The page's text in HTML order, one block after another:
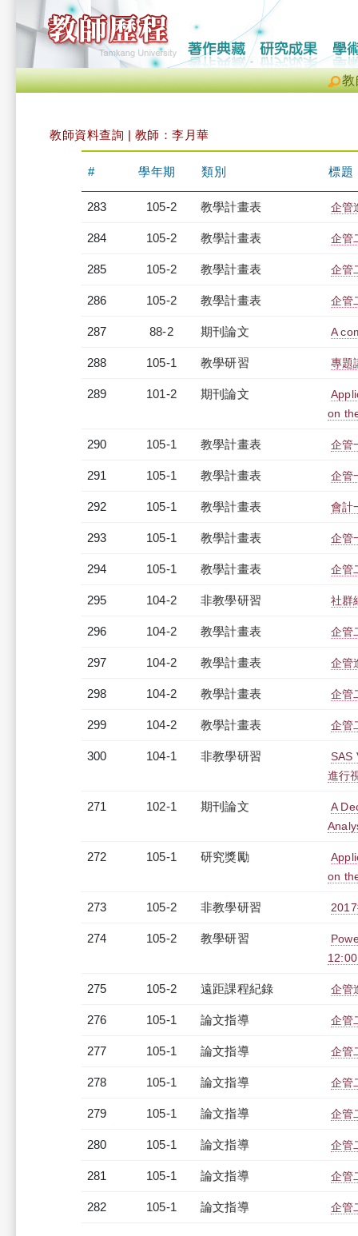
教
教師資料查詢 | 教師：李月華
# 學年期 類別 標題
283 105-2 教學計畫表 企管
284 105-2 教學計畫表 企管
285 105-2 教學計畫表 企管
286 105-2 教學計畫表 企管
287 88-2 期刊論文 A
288 105-1 教學研習 專題
289 101-2 期刊論文
on
290 105-1 教學計畫表 企管
291 105-1 教學計畫表 企管
292 105-1 教學計畫表 會計
293 105-1 教學計畫表 企管
294 105-1 教學計畫表 企管
295 104-2 非教學研習 社群
296 104-2 教學計畫表 企管
297 104-2 教學計畫表 企管
298 104-2 教學計畫表 企管
299 104-2 教學計畫表 企管
300 104-1 非教學研習
SAS
進行
271 102-1 期刊論文
A
272 105-1 研究獎勵
on
273 105-2 非教學研習
274 105-2 教學研習
275 105-2 遠距課程紀錄 企管
276 105-1 論文指導 企管
277 105-1 論文指導 企管
278 105-1 論文指導 企管
279 105-1 論文指導 企管
280 105-1 論文指導 企管
281 105-1 論文指導 企管
282 105-1 論文指導 企管